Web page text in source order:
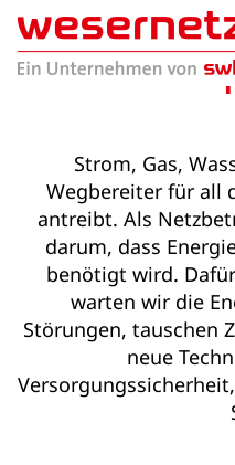
Für eine
Strom, Gas,
Wegbereiter für all
antreibt. Als
darum, dass
benötigt wird.
warten wir die
Störungen, tauschen
neue